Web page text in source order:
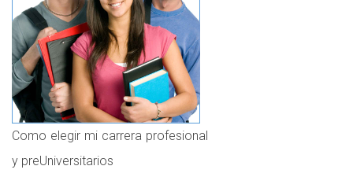
Como elegir mi carrera profesional
y preUniversitarios